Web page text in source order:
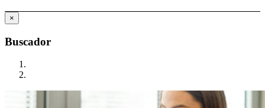
×
Buscador